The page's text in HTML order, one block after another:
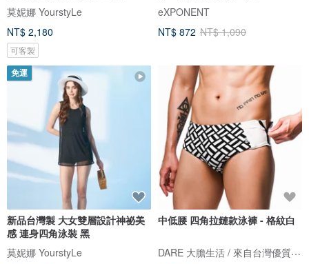
莫妮娜 YourstyLe
NT$ 2,180
可客製
eXPONENT
NT$ 872 NT$ 1,090
免運
新品台灣製 大女雙層設計神祕美
感 連身四角泳裝 黑
莫妮娜 YourstyLe
中低腰 四角拉鏈款泳褲 - 格紋白
DARE 大膽生活 / 來自台灣優質男性內著